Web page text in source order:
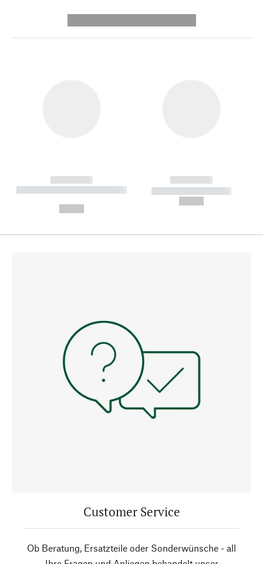
------------
----------- ----------- --------
------------
----------- -----------
Customer Service
Ob Beratung, Ersatzteile oder Sonderwünsche - all